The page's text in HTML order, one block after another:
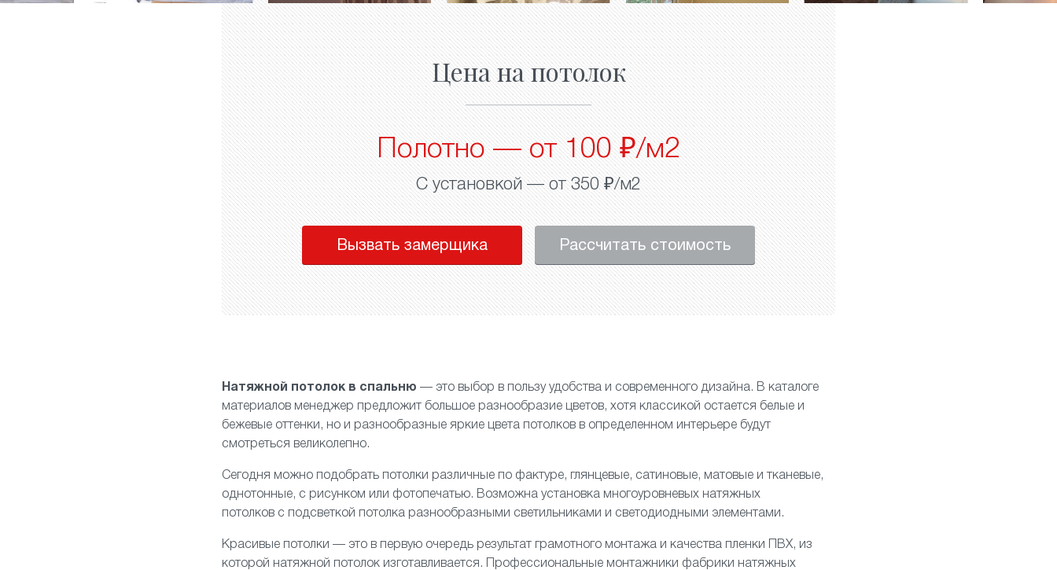
Цена на потолок
Полотно — от 100 ₽/м2
С установкой — от 350 ₽/м2
Вызвать замерщика Рассчитать стоимость
Натяжной потолок в спальню — это выбор в пользу удобства и современного дизайна. В каталоге
материалов менеджер предложит большое разнообразие цветов, хотя классикой остается белые и
бежевые оттенки, но и разнообразные яркие цвета потолков в определенном интерьере будут
смотреться великолепно.
Сегодня можно подобрать потолки различные по фактуре, глянцевые, сатиновые, матовые итканевые,
однотонные, с рисунком или фотопечатью. Возможна установка многоуровневых натяжных
потолков с подсветкой потолка разнообразными светильниками и светодиодными элементами .
Красивые потолки — это в первую очередь результат грамотного монтажа и качества пленки ПВХ, из
которой натяжной потолок изготавливается. Профессиональные монтажники фабрики натяжных